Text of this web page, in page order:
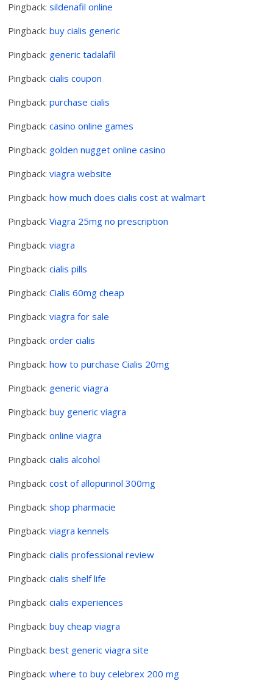
Pingback:sildenafil online
Pingback:buy cialis generic
Pingback: generic tadalafil
Pingback:cialis coupon
Pingback:purchase cialis
Pingback:casino online games
Pingback: golden nugget online casino
Pingback:viagra website
Pingback:how much does cialis cost at walmart
Pingback:Viagra 25mg no prescription
Pingback:viagra
Pingback:cialis pills
Pingback:Cialis 60mg cheap
Pingback:viagra for sale
Pingback:order cialis
Pingback:how to purchase Cialis 20mg
Pingback: generic viagra
Pingback:buy generic viagra
Pingback:online viagra
Pingback:cialis alcohol
Pingback:cost of allopurinol 300mg
Pingback:shop pharmacie
Pingback:viagra kennels
Pingback:cialis professional review
Pingback:cialis shelf life
Pingback:cialis experiences
Pingback:buy cheap viagra
Pingback:best generic viagra site
Pingback:where to buy celebrex 200 mg